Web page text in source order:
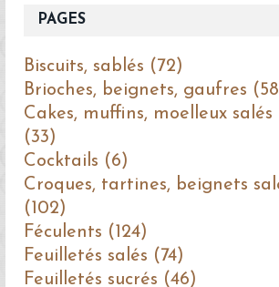
PAGES
Biscuits, sablés (72)
Brioches, beignets, gaufres
Cakes, muffins, moelleux salés
(33)
Cocktails (6)
Croques, tartines, beignets
(102)
Féculents (124)
Feuilletés salés (74)
Feuilletés sucrés (46)